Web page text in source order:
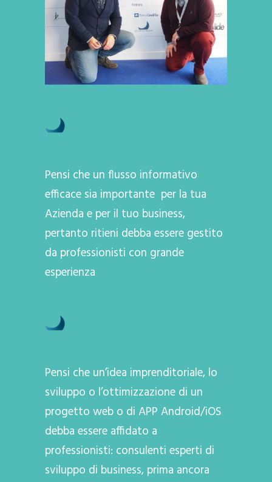
Pensi che un flusso informativo
efficace sia importante per la tua
Azienda e per il tuo business,
pertanto ritieni debba essere gestito
da professionisti con grande
esperienza
Pensi che un’idea imprenditoriale, lo
sviluppo o l’ottimizzazione di un
progetto web o di APP Android/iOS
debba essere affidato a
professionisti: consulenti esperti di
sviluppo di business, prima ancora